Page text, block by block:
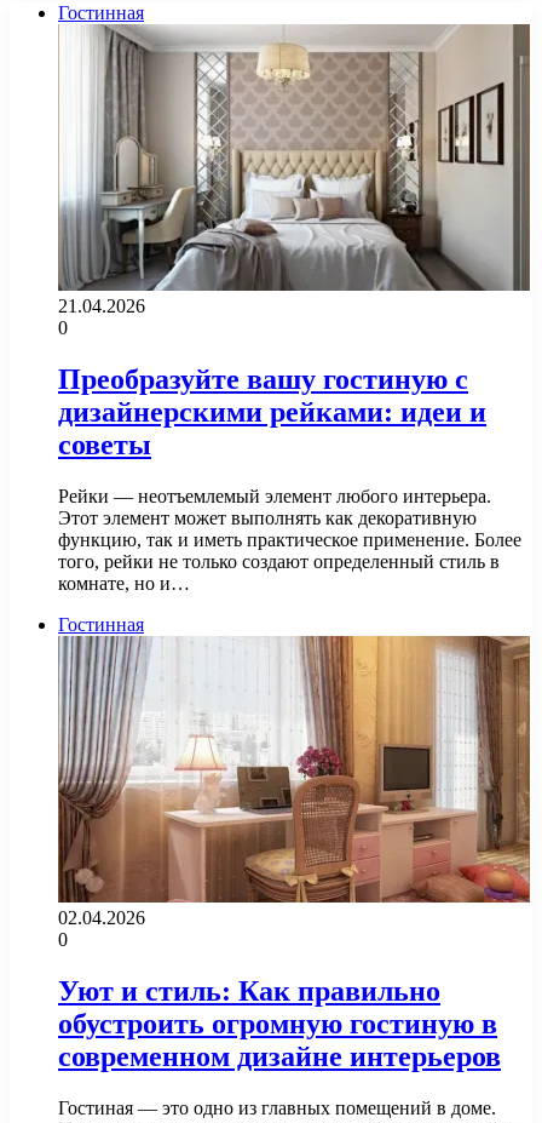
Гостинная
21.04.2026
0
Преобразуйте вашу гостиную с
дизайнерскими рейками: идеи и
советы
Рейки — неотъемлемый элемент любого интерьера.
Этот элемент может выполнять как декоративную
функцию, так и иметь практическое применение. Более
того, рейки не только создают определенный стиль в
комнате, но и…
Гостинная
02.04.2026
0
Уют и стиль: Как правильно
обустроить огромную гостиную в
современном дизайне интерьеров
Гостиная — это одно из главных помещений в доме.